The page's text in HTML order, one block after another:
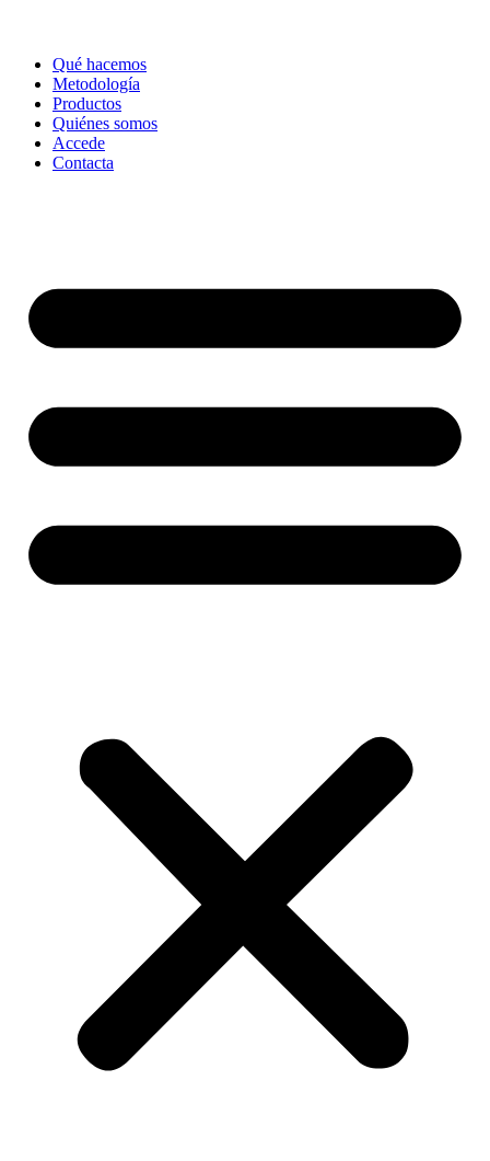
Qué hacemos
Metodología
Productos
Quiénes somos
Accede
Contacta